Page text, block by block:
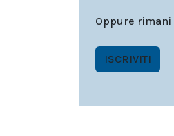
Oppure
ISCRIVITI